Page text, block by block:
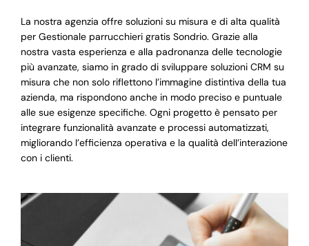
La nostra agenzia offre soluzioni su misura e di alta qualità
per Gestionale parrucchieri gratis Sondrio. Grazie alla
nostra vasta esperienza e alla padronanza delle tecnologie
più avanzate, siamo in grado di sviluppare soluzioni CRM su
misura che non solo riflettono l’immagine distintiva della tua
azienda, ma rispondono anche in modo preciso e puntuale
alle sue esigenze specifiche. Ogni progetto è pensato per
integrare funzionalità avanzate e processi automatizzati,
migliorando l’efficienza operativa e la qualità dell’interazione
con i clienti.